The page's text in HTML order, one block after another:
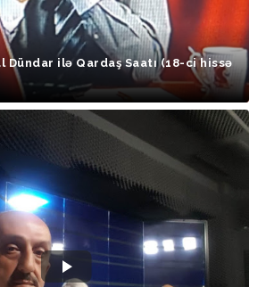
Dündar ilə Qardaş Saatı (18-ci hissə